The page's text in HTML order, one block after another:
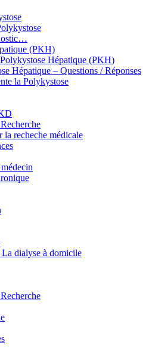
(PKH)
Hépatique (PKH)
Hépatique – Questions / Réponses
la Polykystose
la recheche médicale
dialyse à domicile